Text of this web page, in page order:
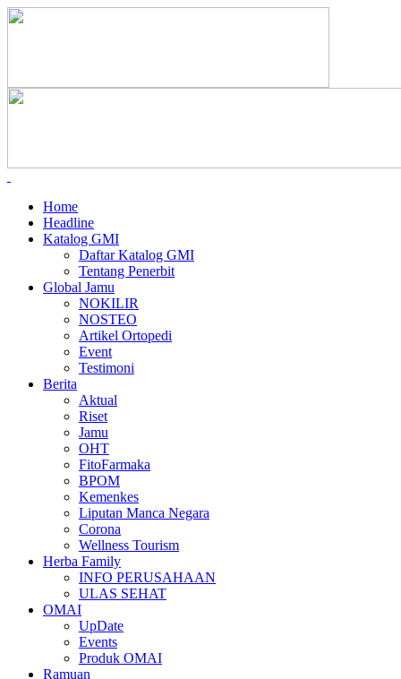
Home
Headline
Katalog GMI
Daftar Katalog GMI
Tentang Penerbit
Global Jamu
NOKILIR
NOSTEO
Artikel Ortopedi
Event
Testimoni
Berita
Aktual
Riset
Jamu
OHT
FitoFarmaka
BPOM
Kemenkes
Liputan Manca Negara
Corona
Wellness Tourism
Herba Family
INFO PERUSAHAAN
ULAS SEHAT
OMAI
UpDate
Events
Produk OMAI
Ramuan